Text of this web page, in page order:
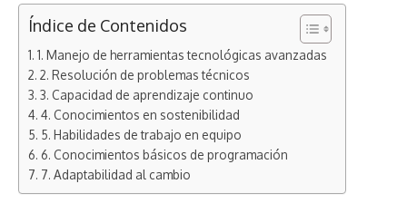
Índice de Contenidos
1. Manejo de herramientas tecnológicas avanzadas
2. Resolución de problemas técnicos
3. Capacidad de aprendizaje continuo
4. Conocimientos en sostenibilidad
5. Habilidades de trabajo en equipo
6. Conocimientos básicos de programación
7. Adaptabilidad al cambio